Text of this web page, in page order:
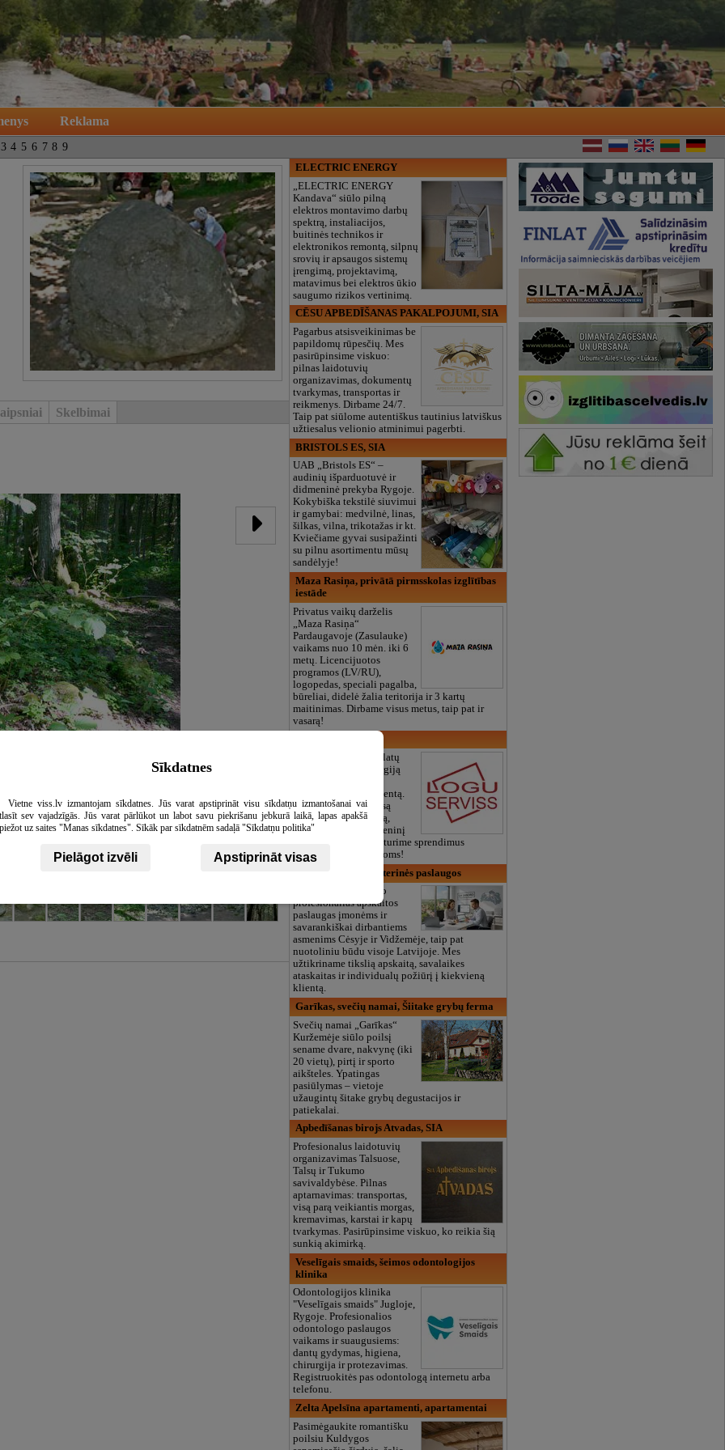
Reklama
3 4 5 6 7 8 9
Skelbimai
ELECTRIC ENERGY
„ELECTRIC ENERGY
Kandava“ siūlo pilną
elektros montavimo darbų
spektrą, instaliacijos,
buitinės technikos ir
elektronikos remontą, silpnų
srovių ir apsaugos sistemų
įrengimą, projektavimą,
matavimus bei elektros ūkio
saugumo rizikos vertinimą.
CĒSU APBEDĪŠANAS PAKALPOJUMI, SIA
Pagarbus atsisveikinimas be
papildomų rūpesčių. Mes
pasirūpinsime viskuo:
pilnas laidotuvių
organizavimas, dokumentų
tvarkymas, transportas ir
reikmenys. Dirbame 24/7.
Taip pat siūlome autentiškus tautinius latviškus
užtiesalus velionio atminimui pagerbti.
BRISTOLS ES, SIA
UAB „Bristols ES“ –
audinių išparduotuvė ir
didmeninė prekyba Rygoje.
Kokybiška tekstilė siuvimui
ir gamybai: medvilnė, linas,
šilkas, vilna, trikotažas ir kt.
Kviečiame gyvai susipažinti
su pilnu asortimentu mūsų
sandėlyje!
Maza Rasiņa, privātā pirmsskolas izglītības
iestāde
Privatus vaikų darželis
„Maza Rasiņa“
Pardaugavoje (Zasulauke)
vaikams nuo 10 mėn. iki 6
metų. Licencijuotos
programos (LV/RU),
logopedas, speciali pagalba,
būreliai, didelė žalia teritorija ir 3 kartų
maitinimas. Dirbame visus metus, taip pat ir
vasarą!
„Durvis Tev“ siūlo platų
durų, efektyviai energiją
konstrukcijų asortimentą.
Teikiame pilną servisą
Latvijoje - pristatymą,
montavimą ir skaitmeninį
pritaikymą. Taip pat turime sprendimus
nestandartinėms angoms!
SanDro, SIA, buhalterinės paslaugos
SIA „SANDRO“ siūlo
profesionalias apskaitos
paslaugas įmonėms ir
savarankiškai dirbantiems
asmenims Cėsyje ir Vidžemėje, taip pat
nuotoliniu būdu visoje Latvijoje. Mes
užtikriname tikslią apskaitą, savalaikes
ataskaitas ir individualų požiūrį į kiekvieną
klientą.
Garīkas, svečių namai, Šiitake grybų ferma
Svečių namai „Garīkas“
Kuržemėje siūlo poilsį
sename dvare, nakvynę (iki
20 vietų), pirtį ir sporto
aikšteles. Ypatingas
pasiūlymas – vietoje
užaugintų šitake grybų degustacijos ir
patiekalai.
Apbedīšanas birojs Atvadas, SIA
Profesionalus laidotuvių
organizavimas Talsuose,
Talsų ir Tukumo
savivaldybėse. Pilnas
aptarnavimas: transportas,
visą parą veikiantis morgas,
kremavimas, karstai ir kapų
tvarkymas. Pasirūpinsime viskuo, ko reikia šią
sunkią akimirką.
Veselīgais smaids, šeimos odontologijos
klinika
Odontologijos klinika
"Veselīgais smaids" Jugloje,
Rygoje. Profesionalios
odontologo paslaugos
vaikams ir suaugusiems:
dantų gydymas, higiena,
chirurgija ir protezavimas.
Registruokitės pas odontologą internetu arba
telefonu.
Zelta Apelsīna apartamenti, apartamentai
Pasimėgaukite romantišku
poilsiu Kuldygos
Sīkdatnes
Vietne viss.lv izmantojam sīkdatnes. Jūs varat apstiprināt visu sīkdatņu izmantošanai vai
sev vajadzīgās. Jūs varat pārlūkot un labot savu piekrišanu jebkurā laikā, lapas apakšā
uz saites "Manas sīkdatnes". Sīkāk par sīkdatnēm sadaļā "Sīkdatņu politika"
Pielāgot izvēli Apstiprināt visas